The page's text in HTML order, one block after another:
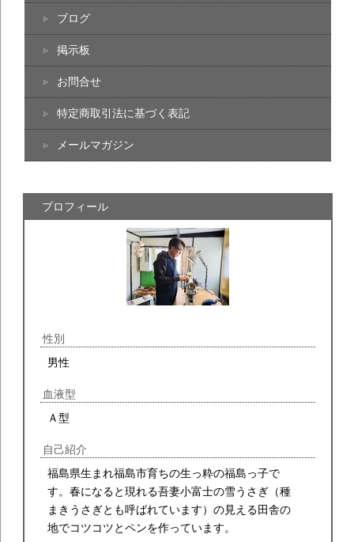
ブログ
掲示板
お問合せ
特定商取引法に基づく表記
メールマガジン
プロフィール
性別
男性
血液型
Ａ型
自己紹介
福島県生まれ福島市育ちの生っ粋の福島っ子で
す。春になると現れる吾妻小富士の雪うさぎ（種
まきうさぎとも呼ばれています）の見える田舎の
地でコツコツとペンを作っています。